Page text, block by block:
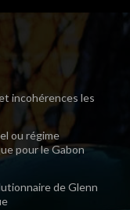
incohérences les
ou régime
pour le Gabon
de Glenn